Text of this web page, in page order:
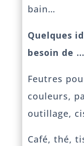
bain…
Quelques
besoin de
Feutres
couleurs,
outillage,
Café, thé,